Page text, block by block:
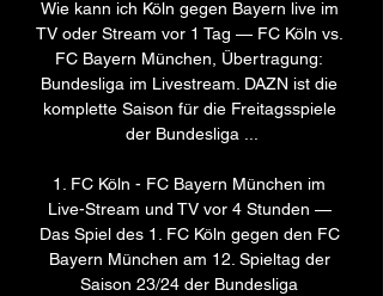
Wie kann ich Köln gegen Bayern live im
TV oder Stream vor 1 Tag — FC Köln vs.
FC Bayern München, Übertragung:
Bundesliga im Livestream. DAZN ist die
komplette Saison für die Freitagsspiele
der Bundesliga ...
1. FC Köln - FC Bayern München im
Live-Stream und TV vor 4 Stunden —
Das Spiel des 1. FC Köln gegen den FC
Bayern München am 12. Spieltag der
Saison 23/24 der Bundesliga